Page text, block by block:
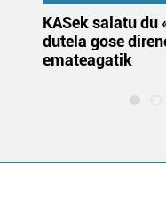
KASek salatu du
dutela gose
emateagatik